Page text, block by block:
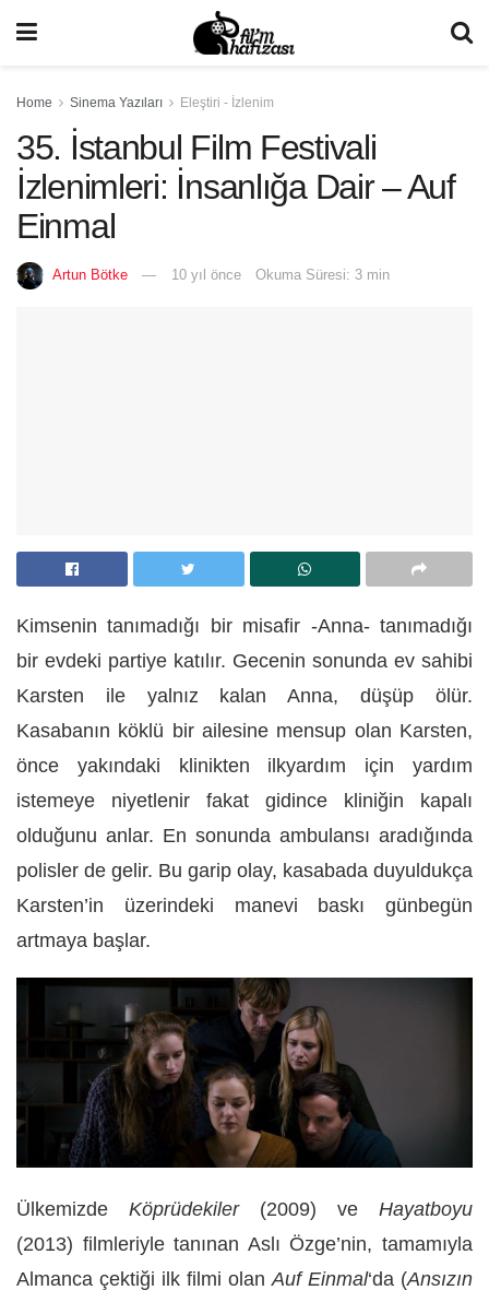
Home Sinema Yazıları Eleştiri - İzlenim
35. İstanbul Film Festivali
İzlenimleri: İnsanlığa Dair – Auf
Einmal
Artun Bötke 10 yıl önce Okuma Süresi: 3 min
Kimsenin tanımadığı bir misafir -Anna- tanımadığı
bir evdeki partiye katılır. Gecenin sonunda ev sahibi
Karsten ile yalnız kalan Anna, düşüp ölür.
Kasabanın köklü bir ailesine mensup olan Karsten,
önce yakındaki klinikten ilkyardım için yardım
istemeye niyetlenir fakat gidince kliniğin kapalı
olduğunu anlar. En sonunda ambulansı aradığında
polisler de gelir. Bu garip olay, kasabada duyuldukça
Karsten’in üzerindeki manevi baskı günbegün
artmaya başlar.
Ülkemizde Köprüdekiler (2009) ve Hayatboyu
(2013) filmleriyle tanınan Aslı Özge’nin, tamamıyla
Almanca çektiği ilk filmi olanAuf Einmal‘da (Ansızın